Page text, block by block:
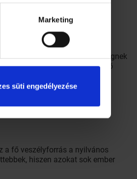
Marketing
süti engedélyezése
a gumírozott felületen hemzsegnek
hiszen csak megfelelő
a fő veszélyforrás a nyilvános
hiszen azokat sok ember